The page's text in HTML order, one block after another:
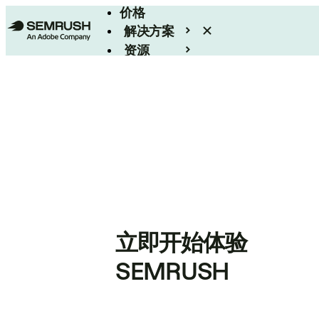
价格
解决方案
资源
立即开始体验
SEMRUSH